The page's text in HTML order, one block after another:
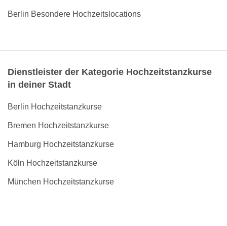
Berlin Besondere Hochzeitslocations
Dienstleister der Kategorie Hochzeitstanzkurse
in deiner Stadt
Berlin Hochzeitstanzkurse
Bremen Hochzeitstanzkurse
Hamburg Hochzeitstanzkurse
Köln Hochzeitstanzkurse
München Hochzeitstanzkurse